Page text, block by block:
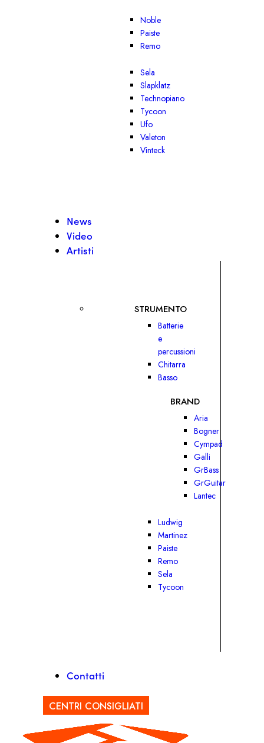
Noble
Paiste
Remo
Sela
Slapklatz
Technopiano
Tycoon
Ufo
Valeton
Vinteck
News
Video
Artisti
STRUMENTO
Batterie
e
percussioni
Chitarra
Basso
BRAND
Aria
Bogner
Cympad
Galli
GrBass
GrGuitar
Lantec
Ludwig
Martinez
Paiste
Remo
Sela
Tycoon
Contatti
CENTRI CONSIGLIATI